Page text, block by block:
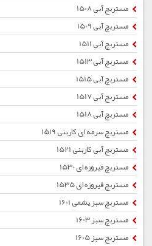
مستربچ آبی 1508
مستربچ آبی 1509
مستربچ آبی 1511
مستربچ آبی 1513
مستربچ آبی 1515
مستربچ آبی 1517
مستربچ آبی 1518
مستربچ سرمه ای کاربنی 1519
مستربچ آبی کاربنی 1521
مستربچ فیروزه ای 1530
مستربچ فیروزه ای 1535
مستربچ سبز یشمی 1601
مستربچ سبز 1603
مستربچ سبز 1605